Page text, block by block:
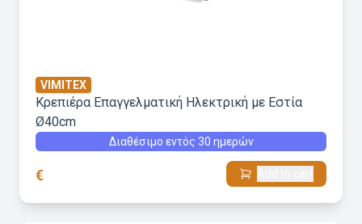
VIMITEX
Κρεπιέρα Επαγγελματική Ηλεκτρική με Εστία
Ø40cm
Διαθέσιμο εντός 30 ημερών
€